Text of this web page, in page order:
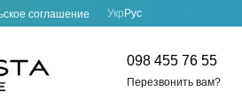
соглашение Укр Рус
098 455 76 55
Перезвонить вам?